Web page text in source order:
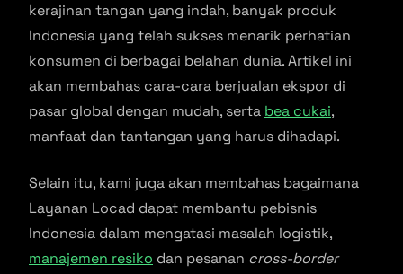
kerajinan tangan yang indah, banyak produk
Indonesia yang telah sukses menarik perhatian
konsumen di berbagai belahan dunia. Artikel ini
akan membahas cara-cara berjualan ekspor di
pasar global dengan mudah, serta bea cukai,
manfaat dan tantangan yang harus dihadapi.
Selain itu, kami juga akan membahas bagaimana
Layanan Locad dapat membantu pebisnis
Indonesia dalam mengatasi masalah logistik,
manajemen resiko dan pesanan cross-border